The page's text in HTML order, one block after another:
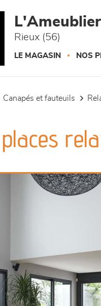
Rieux (56)
LE MAGASIN NOS
canapés et fauteuils